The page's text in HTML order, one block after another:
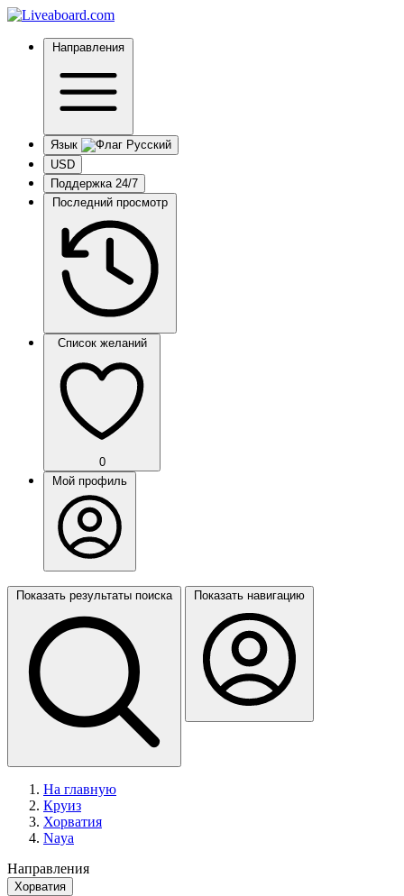
Направления
Язык
USD
Поддержка 24/7
Последний просмотр
Список желаний
0
Мой профиль
Показать результаты поиска Показать навигацию
На главную
Круиз
Хорватия
Naya
Направления
Хорватия